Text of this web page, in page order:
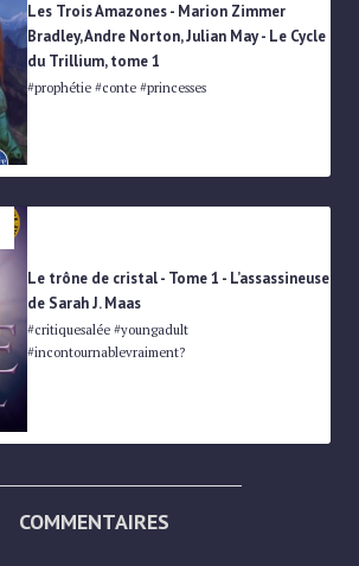
Les Trois Amazones - Marion Zimmer
Bradley, Andre Norton, Julian May - Le Cycle
du Trillium, tome 1
#prophétie #conte #princesses
Le trône de cristal - Tome 1 - L’assassineuse
de Sarah J. Maas
#critiquesalée #youngadult
#incontournablevraiment?
COMMENTAIRES